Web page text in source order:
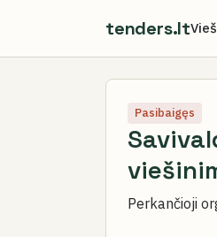
tenders.lt
Pasibaigęs
Perkančioji